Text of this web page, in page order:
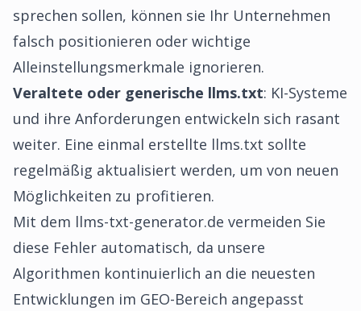
sprechen sollen, können sie Ihr Unternehmen
falsch positionieren oder wichtige
Alleinstellungsmerkmale ignorieren.
Veraltete oder generische llms.txt: KI-Systeme
und ihre Anforderungen entwickeln sich rasant
weiter. Eine einmal erstellte llms.txt sollte
regelmäßig aktualisiert werden, um von neuen
Möglichkeiten zu profitieren.
Mit dem llms-txt-generator.de vermeiden Sie
diese Fehler automatisch, da unsere
Algorithmen kontinuierlich an die neuesten
Entwicklungen im GEO-Bereich angepasst